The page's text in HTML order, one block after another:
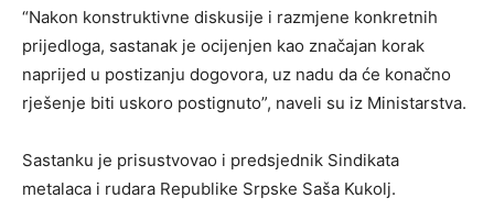
“Nakon konstruktivne diskusije i razmjene konkretnih
prijedloga, sastanak je ocijenjen kao značajan korak
naprijed u postizanju dogovora, uz nadu da će konačno
rješenje biti uskoro postignuto”, naveli su iz Ministarstva.
Sastanku je prisustvovao i predsjednik Sindikata
metalaca i rudara Republike Srpske Saša Kukolj.